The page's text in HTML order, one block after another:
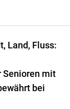
Land, Fluss:
Senioren mit
bei